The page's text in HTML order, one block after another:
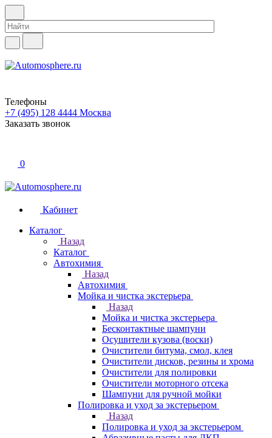
Телефоны
+7 (495) 128 4444 Москва
Заказать звонок
0
Кабинет
Каталог
Назад
Каталог
Автохимия
Назад
Автохимия
Мойка и чистка экстерьера
Назад
Мойка и чистка экстерьера
Бесконтактные шампуни
Осушители кузова (воски)
Очистители битума, смол, клея
Очистители дисков, резины и хрома
Очистители для полировки
Очистители моторного отсека
Шампуни для ручной мойки
Полировка и уход за экстерьером
Назад
Полировка и уход за экстерьером